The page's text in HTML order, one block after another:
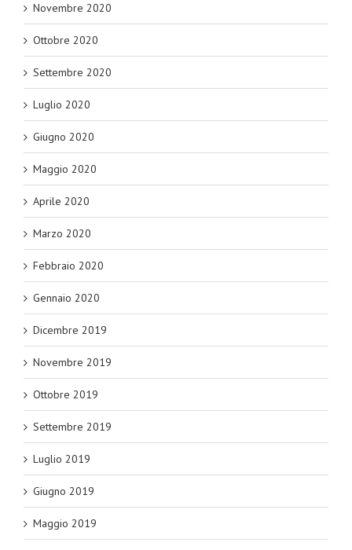
Novembre 2020
Ottobre 2020
Settembre 2020
Luglio 2020
Giugno 2020
Maggio 2020
Aprile 2020
Marzo 2020
Febbraio 2020
Gennaio 2020
Dicembre 2019
Novembre 2019
Ottobre 2019
Settembre 2019
Luglio 2019
Giugno 2019
Maggio 2019